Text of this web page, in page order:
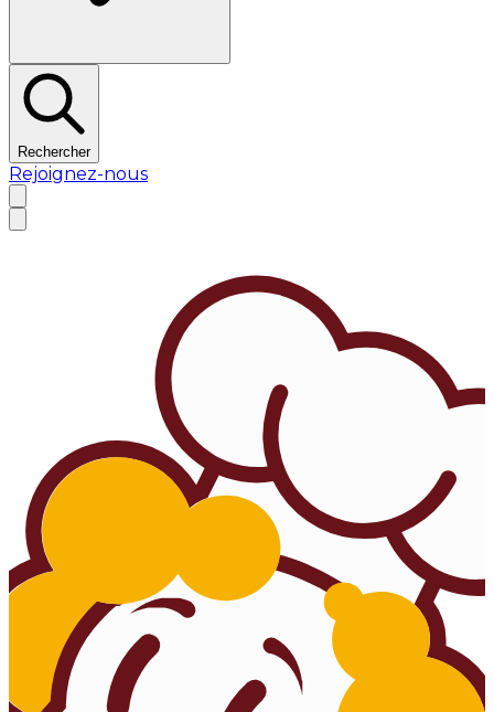
Rechercher
Rejoignez-nous